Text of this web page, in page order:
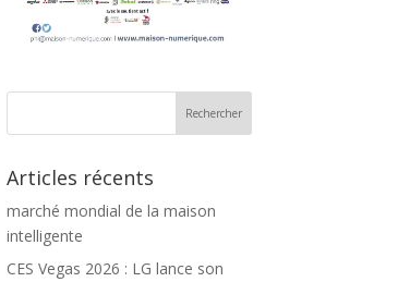
Articles récents
marché mondial de la maison
intelligente
CES Vegas 2026 : LG lance son